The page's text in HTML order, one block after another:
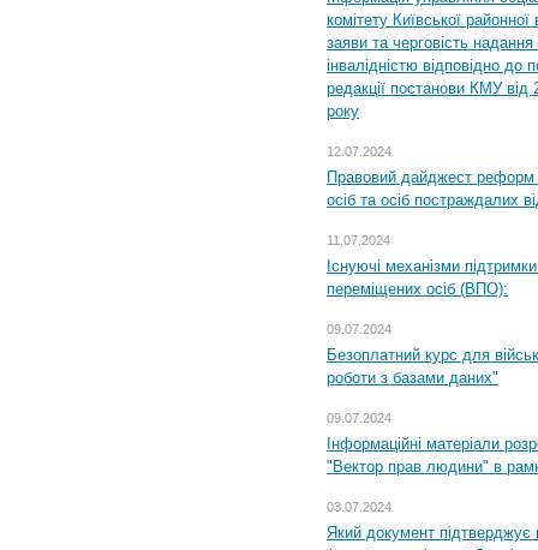
комітету Київської
заяви та черговість надання
інвалідністю відповідно
редакції постанови КМУ
року
12.07.2024
Правовий дайджест реформ
осіб та осіб постраждалих
11.07.2024
Існуючі механізми
переміщених осіб (ВПО):
09.07.2024
Безоплатний курс для
роботи з базами даних"
09.07.2024
Інформаційні матеріали
"Вектор прав людини" в
03.07.2024
Який документ підтверджує